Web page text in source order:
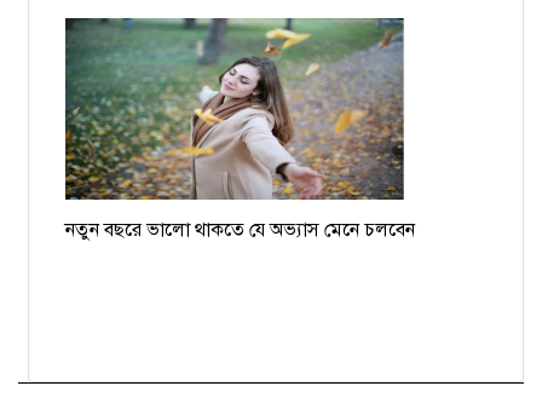
নতুন বছরে ভালো থাকতে যে অভ্যাস মেনে চলবেন